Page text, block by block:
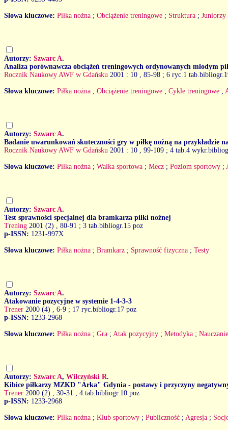
Słowa kluczowe: Piłka nożna ; Obciążenie treningowe ; Struktura ; Juniorzy
Autorzy: Szwarc A.
Analiza porównawcza obciążeń treningowych ordynowanych młodym
Rocznik Naukowy AWF w Gdańsku 2001 : 10 , 85-98 ; 6 ryc.1
Słowa kluczowe: Piłka nożna ; Obciążenie treningowe ; Cykle treningowe ;
Autorzy: Szwarc A.
Badanie uwarunkowań skuteczności gry w piłkę nożną na przykładzie
Rocznik Naukowy AWF w Gdańsku 2001 : 10 , 99-109 ; 4 tab.4
Słowa kluczowe: Piłka nożna ; Walka sportowa ; Mecz ; Poziom sportowy ;
Autorzy: Szwarc A.
Test sprawności specjalnej dla bramkarza piłki nożnej
Trening 2001 (2)
, 80-91 ; 3 tab.bibliogr.15 poz
p-ISSN: 1231-997X
Słowa kluczowe: Piłka nożna ; Bramkarz ; Sprawność fizyczna ; Testy
Autorzy: Szwarc A.
Atakowanie pozycyjne w systemie 1-4-3-3
Trener 2000 (4)
, 6-9 ; 17 ryc.bibliogr.17 poz
p-ISSN: 1233-2968
Słowa kluczowe: Piłka nożna ; Gra ; Atak pozycyjny ; Metodyka ; Nauczanie
Autorzy: Szwarc A, Wilczyński R.
Kibice piłkarzy MZKD "Arka" Gdynia - postawy i przyczyny
Trener 2000 (2)
, 30-31 ; 4 tab.bibliogr.10 poz
p-ISSN: 1233-2968
Słowa kluczowe: Piłka nożna ; Klub sportowy ; Publiczność ; Agresja ;